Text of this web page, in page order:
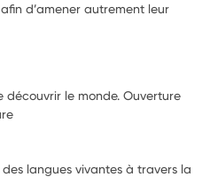
d’amener autrement leur
découvrir le monde. Ouverture
langues vivantes à travers la